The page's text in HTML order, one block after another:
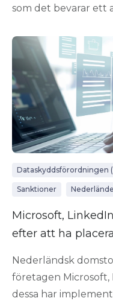
som det bevarar ett
Dataskyddsförordningen
Sanktioner
Microsoft,
efter att ha
Nederländsk
företagen
dessa har